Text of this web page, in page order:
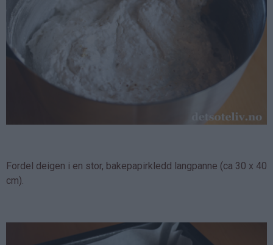
Fordel deigen i en stor, bakepapirkledd langpanne (ca 30 x 40
cm).